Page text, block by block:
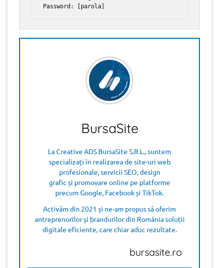
Password: [parola]
BursaSite
La Creative ADS BursaSite S.R.L., suntem
specializați în realizarea de site-uri web
profesionale, servicii SEO, design
grafic și promovare online pe platforme
precum Google, Facebook și TikTok.
Activăm din 2021 și ne-am propus să oferim
antreprenorilor și brandurilor din România soluții
digitale eficiente, care chiar aduc rezultate.
bursasite.ro